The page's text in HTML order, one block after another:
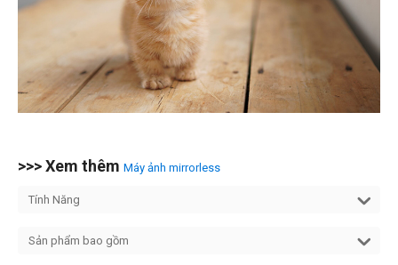
>>> Xem thêm Máy ảnh mirrorless
Tính Năng
Sản phẩm bao gồm